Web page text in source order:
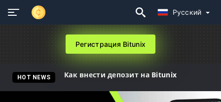
Русский
Регистрация Bitunix
HOT NEWS Как внести депозит на Bitunix